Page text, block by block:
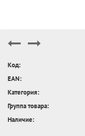
Код:
EAN:
Категория:
Группа товара:
Наличие: